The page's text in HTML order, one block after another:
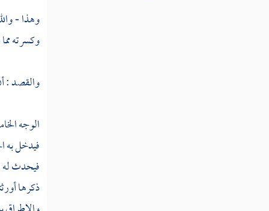
وهذا -
وكسرته
والقصد :
الوجه
فيدخل به
فيحدث له
ذكرها